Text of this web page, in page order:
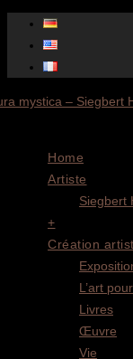
Home
Artiste
Siegbert
+
Création
L’art
Livres
Œuvre
Vie